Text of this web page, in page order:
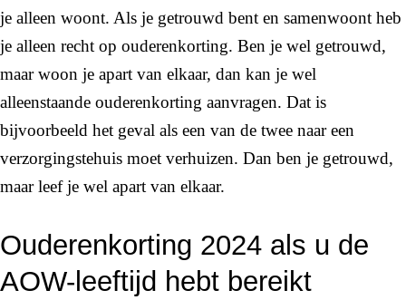
je alleen woont. Als je getrouwd bent en samenwoont heb
je alleen recht op ouderenkorting. Ben je wel getrouwd,
maar woon je apart van elkaar, dan kan je wel
alleenstaande ouderenkorting aanvragen. Dat is
bijvoorbeeld het geval als een van de twee naar een
verzorgingstehuis moet verhuizen. Dan ben je getrouwd,
maar leef je wel apart van elkaar.
Ouderenkorting 2024 als u de
AOW-leeftijd hebt bereikt